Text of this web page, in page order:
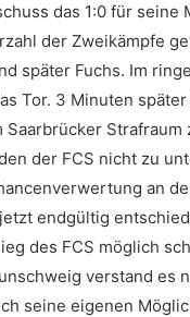
das 1:0 für seine
der Zweikämpfe
später Fuchs. Im
Tor. 3 Minuten
der FCS nicht zu
an
endgültig
des FCS möglich
verstand es
seine eigenen